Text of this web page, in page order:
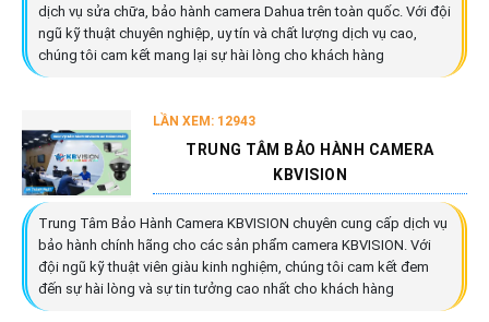
dịch vụ sửa chữa, bảo hành camera Dahua trên toàn quốc. Với đội
ngũ kỹ thuật chuyên nghiệp, uy tín và chất lượng dịch vụ cao,
chúng tôi cam kết mang lại sự hài lòng cho khách hàng
LẦN XEM: 12943
TRUNG TÂM BẢO HÀNH CAMERA
KBVISION
Trung Tâm Bảo Hành Camera KBVISION chuyên cung cấp dịch vụ
bảo hành chính hãng cho các sản phẩm camera KBVISION. Với
đội ngũ kỹ thuật viên giàu kinh nghiệm, chúng tôi cam kết đem
đến sự hài lòng và sự tin tưởng cao nhất cho khách hàng